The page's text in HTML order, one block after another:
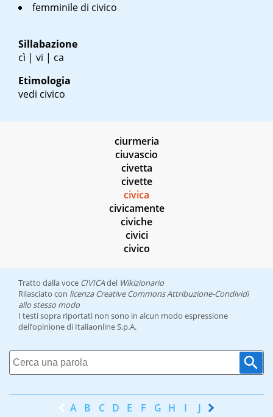
femminile di civico
Sillabazione
cì | vi | ca
Etimologia
vedi civico
ciurmeria
ciuvascio
civetta
civette
civica
civicamente
civiche
civici
civico
Tratto dalla voce CIVICAdel Wikizionario
Rilasciato con licenza Creative Commons Attribuzione-Condividi
allo stesso modo
I testi sopra riportati non sono in alcun modo espressione
dell’opinione di Italiaonline S.p.A.
A B C D E F G H I J K